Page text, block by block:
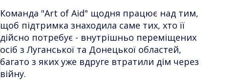
Команда "Art of Aid" щодня працює над тим,
щоб підтримка знаходила саме тих, хто її
дійсно потребує - внутрішньо переміщених
осіб з Луганської та Донецької областей,
багато з яких уже вдруге втратили дім через
війну.